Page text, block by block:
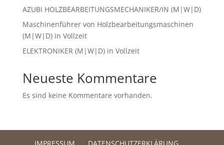
AZUBI HOLZBEARBEITUNGS­MECHANIKER/IN (M|W|D)
Maschinenführer von Holzbearbeitungsmaschinen
(M|W|D) in Vollzeit
ELEKTRONIKER (M|W|D) in Vollzeit
Neueste Kommentare
Es sind keine Kommentare vorhanden.